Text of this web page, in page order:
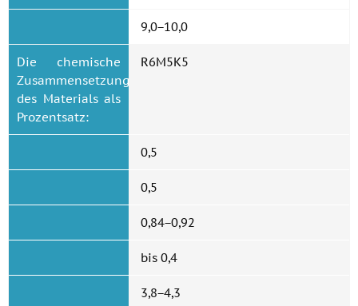
9,0−10,0
Die chemische
Zusammensetzung
des Materials als
Prozentsatz:
R6M5K5
0,5
0,5
0,84−0,92
bis 0,4
3,8−4,3